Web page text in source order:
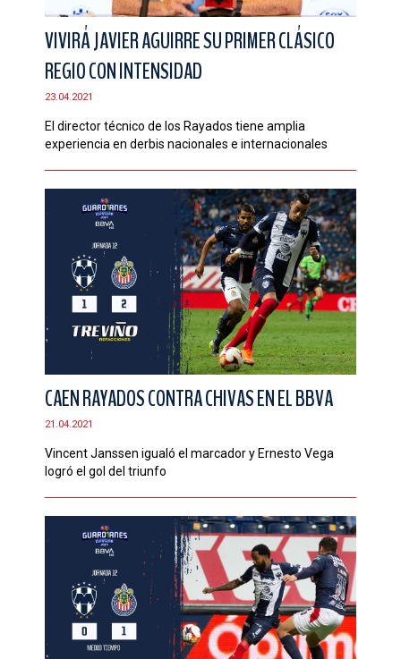
VIVIRÁ JAVIER AGUIRRE SU PRIMER CLÁSICO
REGIO CON INTENSIDAD
23.04.2021
El director técnico de los Rayados tiene amplia
experiencia en derbis nacionales e internacionales
CAEN RAYADOS CONTRA CHIVAS EN EL BBVA
21.04.2021
Vincent Janssen igualó el marcador y Ernesto Vega
logró el gol del triunfo